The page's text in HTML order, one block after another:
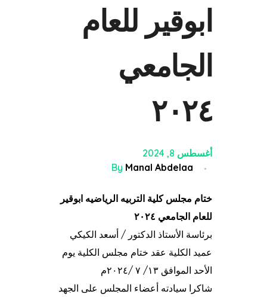
ابوقير للعام
الجامعي
٢٠٢٤
أغسطس 8, 2024
By Manal Abdelaa
ختام مجلس كلية التربيه الرياضيه ابوقير
للعام الجامعي ٢٠٢٤
برئاسة الأستاذ الدكتور / أسعد الكيكي
عميد الكلية عقد ختام مجلس الكلية يوم
الأحد الموافق ١٣/ ٧ /٢٠٢٤م
شاكرا سيادته أعضاء المجلس على الجهد